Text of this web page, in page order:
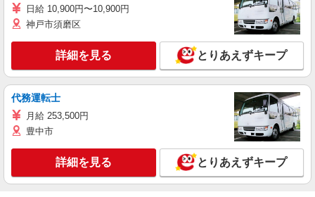
日給 10,900円〜10,900円
神戸市須磨区
詳細を見る とりあえずキープ
代務運転士
月給 253,500円
豊中市
詳細を見る とりあえずキープ